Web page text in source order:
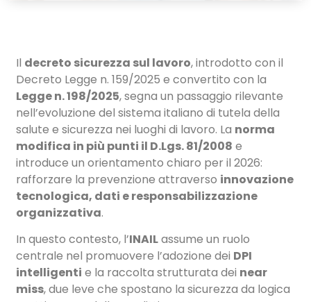
Il decreto sicurezza sul lavoro, introdotto con il
Decreto Legge n. 159/2025 e convertito con la
Legge n. 198/2025, segna un passaggio rilevante
nell’evoluzione del sistema italiano di tutela della
salute e sicurezza nei luoghi di lavoro. La norma
modifica in più punti il D.Lgs. 81/2008 e
introduce un orientamento chiaro per il 2026:
rafforzare la prevenzione attraverso innovazione
tecnologica, dati e responsabilizzazione
organizzativa.
In questo contesto, l’INAILassume un ruolo
centrale nel promuovere l’adozione dei DPI
intelligenti e la raccolta strutturata dei near
miss, due leve che spostano la sicurezza da logica